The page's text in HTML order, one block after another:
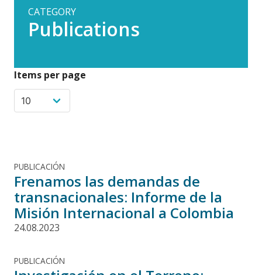
CATEGORY
Publications
Items per page
PUBLICACIÓN
Frenamos las demandas de
transnacionales: Informe de la
Misión Internacional a Colombia
24.08.2023
PUBLICACIÓN